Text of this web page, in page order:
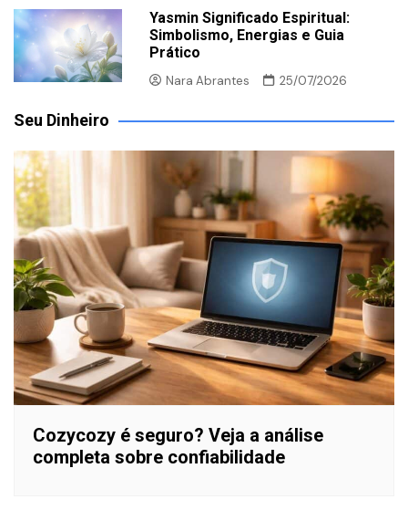
Yasmin Significado Espiritual:
Simbolismo, Energias e Guia
Prático
Nara Abrantes 25/07/2026
Seu Dinheiro
Cozycozy é seguro? Veja a análise
completa sobre confiabilidade